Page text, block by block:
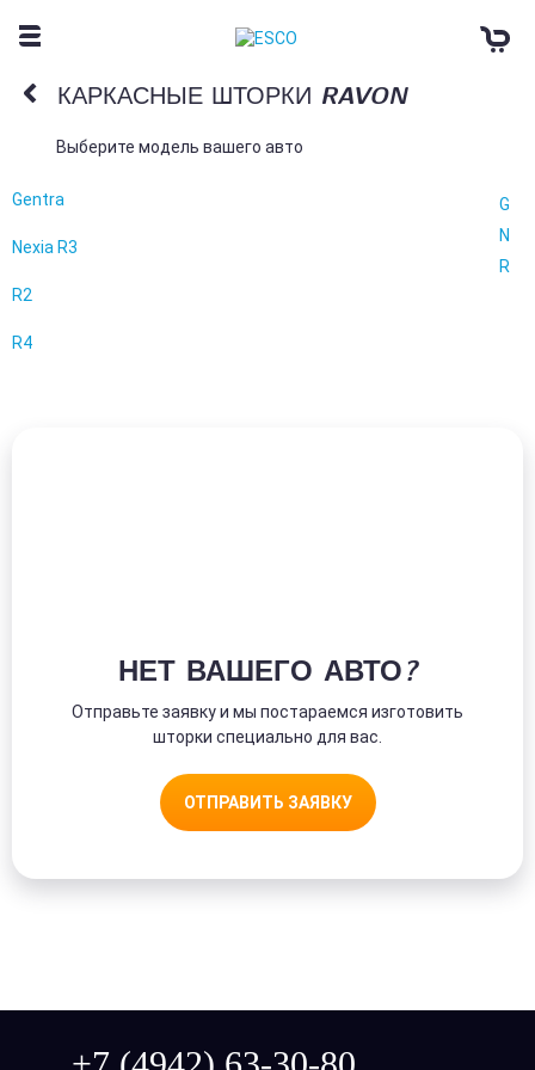
КАРКАСНЫЕ ШТОРКИ RAVON
Выберите модель вашего авто
Gentra
Nexia R3
R2
R4
G
N
R
НЕТ ВАШЕГО АВТО?
Отправьте заявку и мы постараемся изготовить
шторки специально для вас.
ОТПРАВИТЬ ЗАЯВКУ